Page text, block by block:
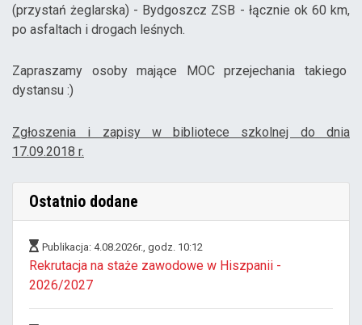
(przystań żeglarska) - Bydgoszcz ZSB - łącznie ok 60 km,
po asfaltach i drogach leśnych.
Zapraszamy osoby mające MOC przejechania takiego
dystansu :)
Zgłoszenia i zapisy w bibliotece szkolnej do dnia
17.09.2018 r.
Ostatnio dodane
Publikacja: 4.08.2026r., godz. 10:12
Rekrutacja na staże zawodowe w Hiszpanii -
2026/2027